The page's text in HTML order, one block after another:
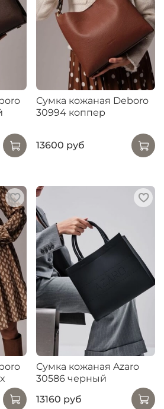
Сумка кожаная Deboro
30994 коппер
13600 руб
Сумка кожаная Azaro
30586 черный
13160 руб